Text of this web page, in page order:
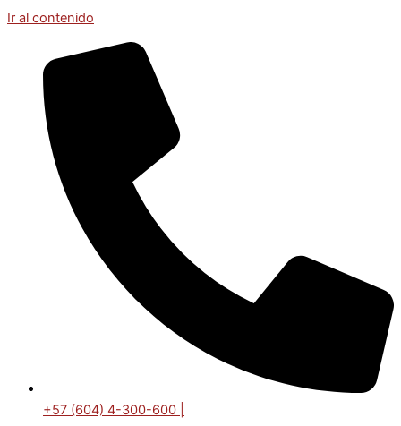
Ir al contenido
+57 (604) 4-300-600 |